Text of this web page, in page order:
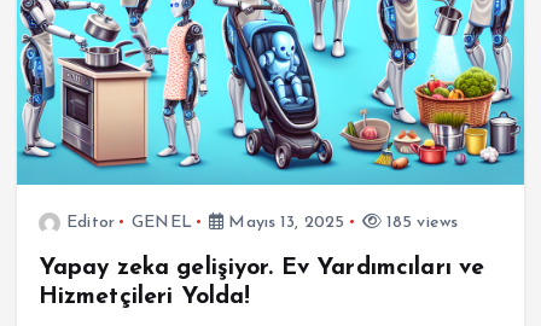
Editor GENEL Mayıs 13, 2025 185 views
Yapay zeka gelişiyor. Ev Yardımcıları ve
Hizmetçileri Yolda!